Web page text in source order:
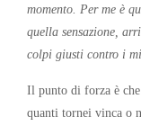
momento. Per me è
quella sensazione,
colpi giusti contro i
Il punto di forza è
quanti tornei vinca o